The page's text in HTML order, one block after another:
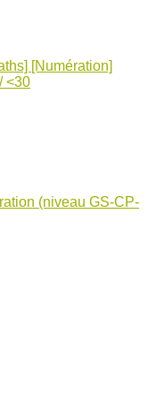
[Numération]
<30
(niveau GS-CP-